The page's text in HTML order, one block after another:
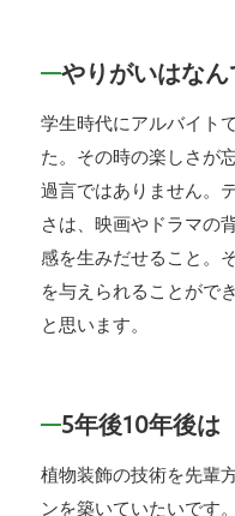
やりがいはな
学生時代にアルバイト
た。その時の楽しさが
過言ではありません。
さは、映画やドラマの
感を生みだせること。
を与えられることがで
と思います。
5年後10年後は
植物装飾の技術を先輩
ンを築いていたいです